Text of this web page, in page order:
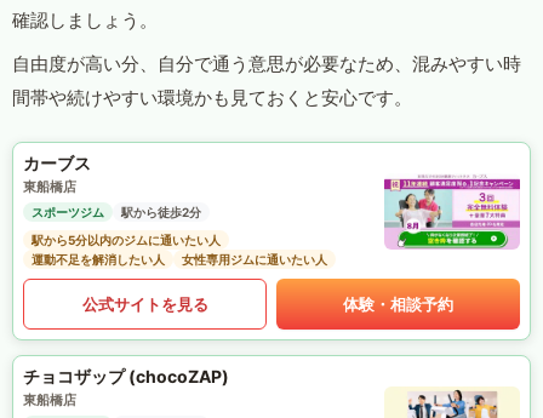
確認しましょう。
自由度が高い分、自分で通う意思が必要なため、混みやすい時
間帯や続けやすい環境かも見ておくと安心です。
カーブス
東船橋店
スポーツジム
駅から徒歩2分
駅から5分以内のジムに通いたい人
運動不足を解消したい人
女性専用ジムに通いたい人
公式サイトを見る 体験・相談予約
チョコザップ (chocoZAP)
東船橋店